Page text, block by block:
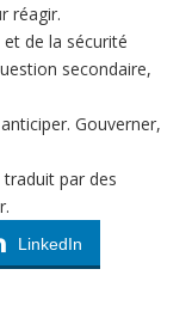
réagir.
de la sécurité
secondaire,
Gouverner,
par des
LinkedIn